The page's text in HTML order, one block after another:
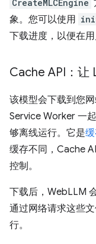
CreateMLCEngine
象。您可以使用
下载进度，以便在
Cache API：让
该模型会下载到您
Service Worker 一
够离线运行。它是
缓存不同，Cache
控制。
下载后，WebLLM
通过网络请求这些
行。